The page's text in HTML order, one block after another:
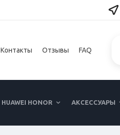
Контакты Отзывы FAQ
HUAWEI HONOR АКСЕССУАРЫ